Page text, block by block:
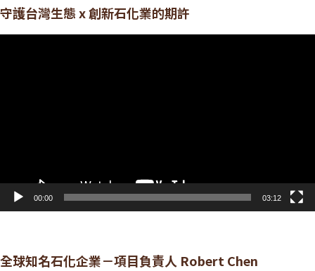
守護台灣生態 x 創新石化業的期許
00:00 03:12
全球知名石化企業－項目負責人 Robert Chen